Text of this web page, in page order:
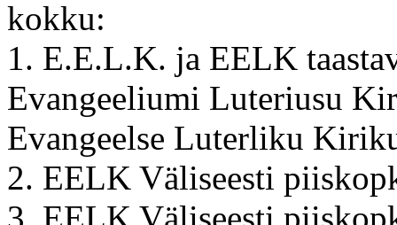
kokku:
1. E.E.L.K. ja EELK
Evangeeliumi Luteriusu
Evangeelse Luterliku
2. EELK Väliseesti